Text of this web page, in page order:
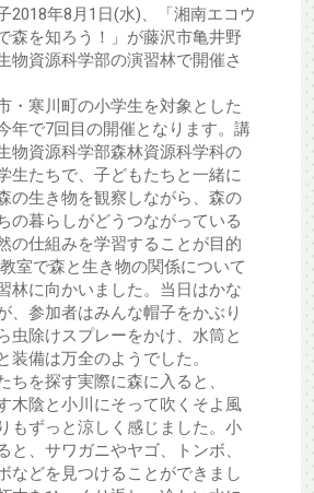
2018年8月1日(水)、「湘南エコウ
森を知ろう！」が藤沢市亀井野
物資源科学部の演習林で開催さ
・寒川町の小学生を対象とした
年で7回目の開催となります。講
物資源科学部森林資源科学科の
生たちで、子どもたちと一緒に
の生き物を観察しながら、森の
の暮らしがどうつながっている
の仕組みを学習することが目的
室で森と生き物の関係について
林に向かいました。当日はかな
、参加者はみんな帽子をかぶり
虫除けスプレーをかけ、水筒と
装備は万全のようでした。
ちを探す実際に森に入ると、
木陰と小川にそって吹くそよ風
もずっと涼しく感じました。小
と、サワガニやヤゴ、トンボ、
などを見つけることができまし